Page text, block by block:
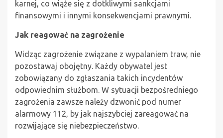
karnej, co wiąże się z dotkliwymi sankcjami
finansowymi i innymi konsekwencjami prawnymi.
Jak reagować na zagrożenie
Widząc zagrożenie związane z wypalaniem traw, nie
pozostawaj obojętny. Każdy obywatel jest
zobowiązany do zgłaszania takich incydentów
odpowiednim służbom. W sytuacji bezpośredniego
zagrożenia zawsze należy dzwonić pod numer
alarmowy 112, by jak najszybciej zareagować na
rozwijające się niebezpieczeństwo.